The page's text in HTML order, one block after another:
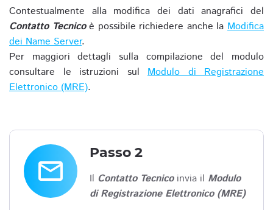
Contestualmente alla modifica dei dati anagrafici del
Contatto Tecnicoè possibile richiedere anche laModifica
dei Name Server.
Per maggiori dettagli sulla compilazione del modulo
consultare le istruzioni sul Modulo di Registrazione
Elettronico (MRE).
email
Passo 2
Il Contatto Tecnicoinvia il Modulo
di Registrazione Elettronico (MRE)